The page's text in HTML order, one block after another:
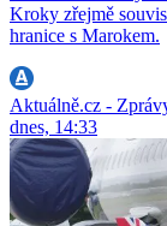
Kroky zřejmě
hranice s Marokem.
Aktuálně.cz -
dnes, 14:33